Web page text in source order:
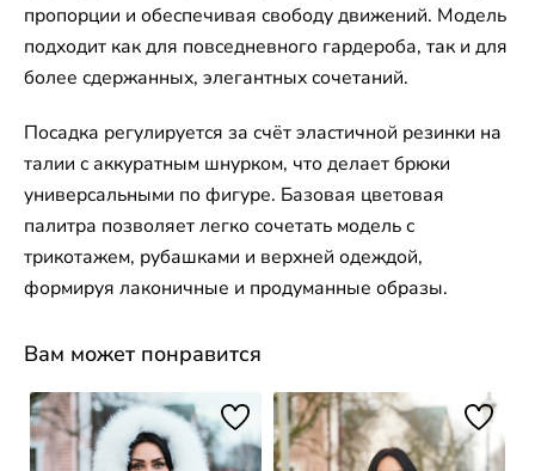
пропорции и обеспечивая свободу движений. Модель
подходит как для повседневного гардероба, так и для
более сдержанных, элегантных сочетаний.
Посадка регулируется за счёт эластичной резинки на
талии с аккуратным шнурком, что делает брюки
универсальными по фигуре. Базовая цветовая
палитра позволяет легко сочетать модель с
трикотажем, рубашками и верхней одеждой,
формируя лаконичные и продуманные образы.
Вам может понравится